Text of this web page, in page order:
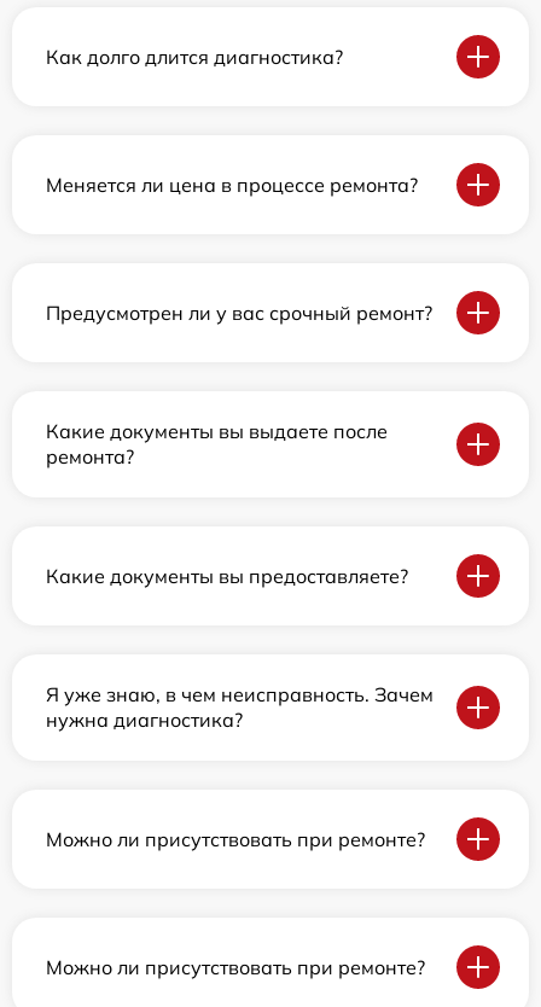
Как долго длится диагностика?
Меняется ли цена в процессе ремонта?
Предусмотрен ли у вас срочный ремонт?
Какие документы вы выдаете после
ремонта?
Какие документы вы предоставляете?
Я уже знаю, в чем неисправность. Зачем
нужна диагностика?
Можно ли присутствовать при ремонте?
Можно ли присутствовать при ремонте?